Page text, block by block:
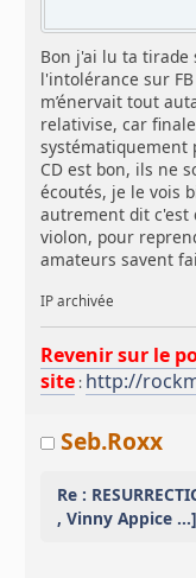
Bon j'ai lu ta tirade
l'intolérance sur
m’énervait tout
relativise, car
systématiquement
CD est bon, ils ne
écoutés, je le vois
autrement dit c'est
violon, pour
amateurs savent
IP archivée
Revenir sur le
site : http://
Seb.Roxx
Re :
, Vinny Appice ...]